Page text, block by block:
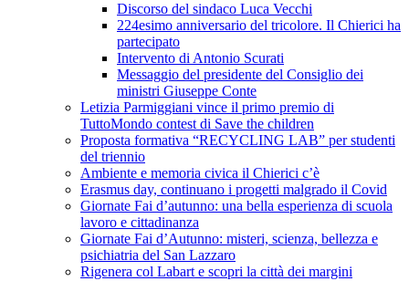
Discorso del sindaco Luca Vecchi
224esimo anniversario del tricolore. Il Chierici ha
partecipato
Intervento di Antonio Scurati
Messaggio del presidente del Consiglio dei
ministri Giuseppe Conte
Letizia Parmiggiani vince il primo premio di
TuttoMondo contest di Save the children
Proposta formativa “RECYCLING LAB” per studenti
del triennio
Ambiente e memoria civica il Chierici c’è
Erasmus day, continuano i progetti malgrado il Covid
Giornate Fai d’autunno: una bella esperienza di scuola
lavoro e cittadinanza
Giornate Fai d’Autunno: misteri, scienza, bellezza e
psichiatria del San Lazzaro
Rigenera col Labart e scopri la città dei margini